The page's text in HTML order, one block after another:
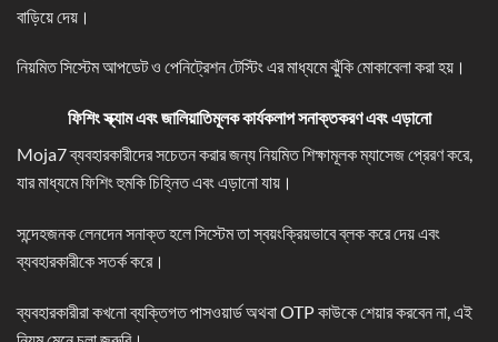
বাড়িয়ে দেয়।
নিয়মিত সিস্টেম আপডেট ও পেনিট্রেশন টেস্টিং এর মাধ্যমে ঝুঁকি মোকাবেলা করা হয়।
ফিশিং স্ক্যাম এবং জালিয়াতিমূলক কার্যকলাপ সনাক্তকরণ এবং এড়ানো
Moja7 ব্যবহারকারীদের সচেতন করার জন্য নিয়মিত শিক্ষামূলক ম্যাসেজ প্রেরণ করে,
যার মাধ্যমে ফিশিং হুমকি চিহ্নিত এবং এড়ানো যায়।
সন্দেহজনক লেনদেন সনাক্ত হলে সিস্টেম তা স্বয়ংক্রিয়ভাবে ব্লক করে দেয় এবং
ব্যবহারকারীকে সতর্ক করে।
ব্যবহারকারীরা কখনো ব্যক্তিগত পাসওয়ার্ড অথবা OTP কাউকে শেয়ার করবেন না, এই